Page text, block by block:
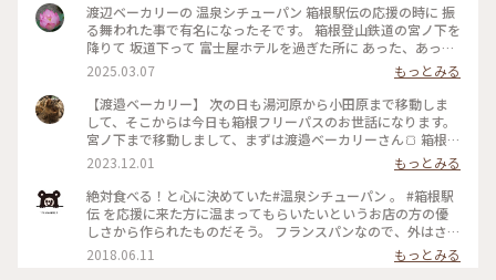
渡辺ベーカリーの 温泉シチューパン 箱根駅伝の応援の時に 振
る舞われた事で有名になったそです。 箱根登山鉄道の宮ノ下を
降りて 坂道下って 富士屋ホテルを過ぎた所に あった、あっ
た！ 店内で食べれる！ 2日続けて行ってしまった! フランスパ
ンなんだけど 柔らかく感じました。 シチューを救って食べて
最後パンを ガブリガブリ 美味しい！ また行く事があったら 行
きたいなぁ #2泊3日箱根旅行 #渡辺ベーカリー #箱根駅伝 #温
泉シチューパン #冷えた体を温めて頂きたいと言う思いから生
まれたパン #美味かった👍 #箱根登山鉄道 #宮ノ下駅 #富士屋
ホテルの先 #また行く！
2025.03.07
もっとみる
【渡邉ベーカリー】 次の日も湯河原から小田原まで移動しま
して、そこからは今日も箱根フリーパスのお世話になります。
宮ノ下まで移動しまして、まずは渡邉ベーカリーさん🍞 箱根駅
伝好きの方ならご存じの方も多いかもしれないのですが、宮ノ
下に応援にきた方のためにと考案された名物温泉シチューパン
です✨ お昼ちょっと過ぎにお邪魔したんですが、日曜日なのに
10席しかないお席が空いているじゃないですか😳奇跡〜✨ シ
チューパン以外のパンも気になりつつ、とりあえずシチューパ
ンをいそいそと注文します🥧 本当にいいタイミングで入店で
きただけだったらしく、待ってる間次々にお客さんが来て外で
2023.12.01
もっとみる
絶対食べる！と心に決めていた#温泉シチューパン 。 #箱根駅
伝 を応援に来た方に温まってもらいたいというお店の方の優
しさから作られたものだそう。 フランスパンなので、外はさっ
くさく、中はシチューでしっとり…はぁ…美味しい…( ﾟÅﾟ)…
💕 雨で寒かったので、私も駅伝の応援に来た方達と同じよう
2018.06.11 もっとみる